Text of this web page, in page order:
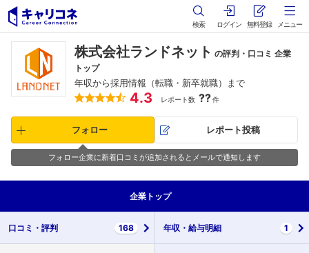
検索 ログイン 無料登録 メニュー
株式会社ランドネット の評判・口コミ 企業
トップ
年収から採用情報（転職・新卒就職）まで
4.3 レポート数 ??件
フォロー レポート投稿
フォロー企業に新着口コミが追加されるとメールで通知します
企業 トップ
口コミ・ 評判 168 年収・ 給与明細 1